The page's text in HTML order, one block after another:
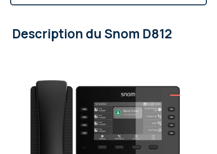
Description du Snom D812